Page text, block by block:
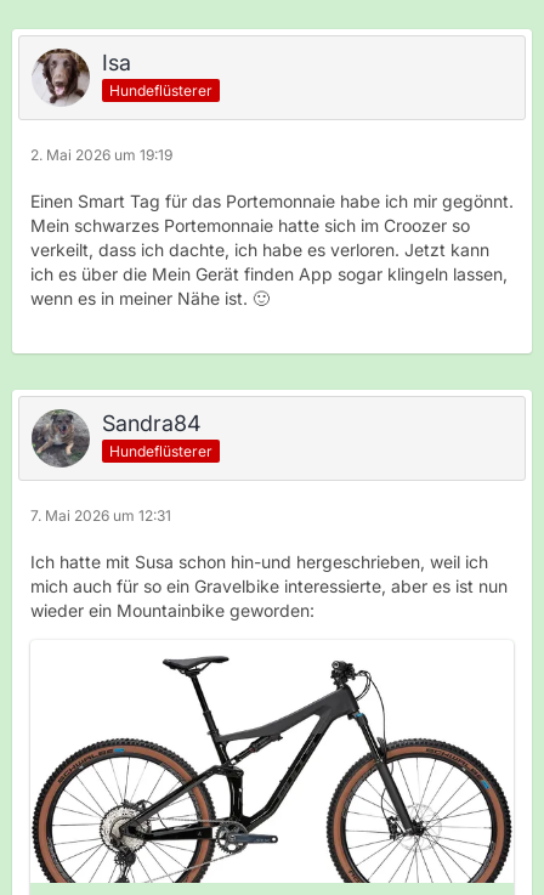
Isa
Hundeflüsterer
2. Mai 2026 um 19:19
Einen Smart Tag für das Portemonnaie habe ich mir gegönnt.
Mein schwarzes Portemonnaie hatte sich im Croozer so
verkeilt, dass ich dachte, ich habe es verloren. Jetzt kann
ich es über die Mein Gerät finden App sogar klingeln lassen,
wenn es in meiner Nähe ist. 🙂
Sandra84
Hundeflüsterer
7. Mai 2026 um 12:31
Ich hatte mit Susa schon hin-und hergeschrieben, weil ich
mich auch für so ein Gravelbike interessierte, aber es ist nun
wieder ein Mountainbike geworden: